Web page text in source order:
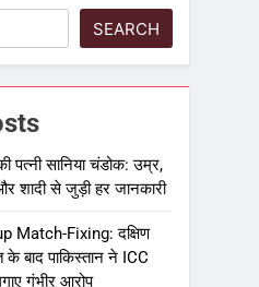
SEARCH
पत्नी सानिया चंडोक: उम्र,
शादी से जुड़ी हर जानकारी
Match-Fixing: दक्षिण
बाद पाकिस्तान ने ICC
गंभीर आरोप